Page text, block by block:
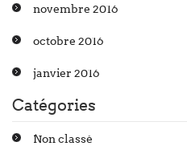
novembre 2016
octobre 2016
janvier 2016
Catégories
Non classé